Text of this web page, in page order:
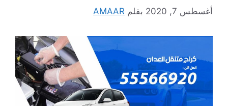
أغسطس 7, 2020 بقلم AMAAR